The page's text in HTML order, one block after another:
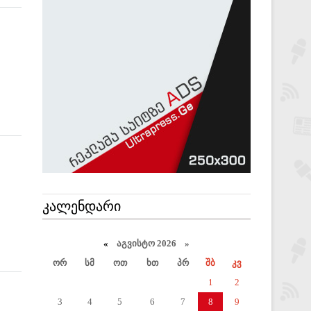
ᲙᲐᲚᲔᲜᲓᲐᲠᲘ
« აგვისტო 2026 »
ორ
სმ ოთ ხთ პრ შბ
კვ
1
2
3
4 5 6 7 8
9